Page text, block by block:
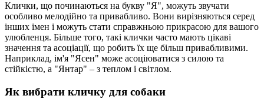
Клички, що починаються на букву "Я", можуть звучати
особливо мелодійно та привабливо. Вони вирізняються серед
інших імен і можуть стати справжньою прикрасою для вашого
улюбленця. Більше того, такі клички часто мають цікаві
значення та асоціації, що робить їх ще більш привабливими.
Наприклад, ім'я "Ясен" може асоціюватися з силою та
стійкістю, а "Янтар" – з теплом і світлом.
Як вибрати кличку для собаки